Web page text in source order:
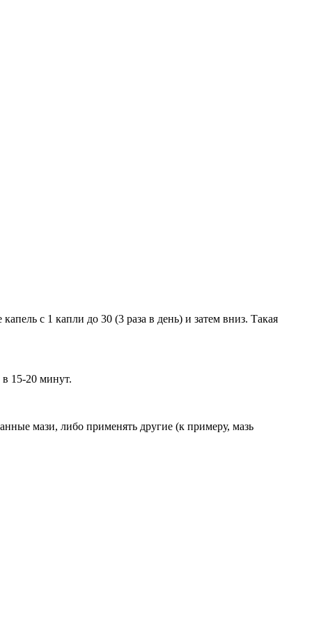
с 1 капли до 30 (3 раза в день) и затем вниз. Такая
15-20 минут.
мази, либо применять другие (к примеру, мазь